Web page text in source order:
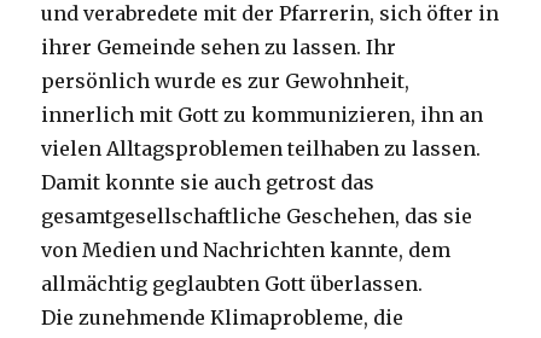
und verabredete mit der Pfarrerin, sich öfter in
ihrer Gemeinde sehen zu lassen. Ihr
persönlich wurde es zur Gewohnheit,
innerlich mit Gott zu kommunizieren, ihn an
vielen Alltagsproblemen teilhaben zu lassen.
Damit konnte sie auch getrost das
gesamtgesellschaftliche Geschehen, das sie
von Medien und Nachrichten kannte, dem
allmächtig geglaubten Gott überlassen.
Die zunehmende Klimaprobleme, die